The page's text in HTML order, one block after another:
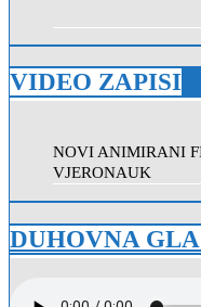
VIDEO ZAPISI
NOVI ANIMIRANI
VJERONAUK
DUHOVNA